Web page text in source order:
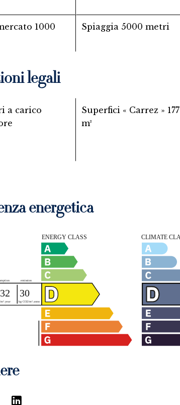
1000
Spiaggia 5000 metri
legali
a carico
Superfici « Carrez » 177
m²
energetica